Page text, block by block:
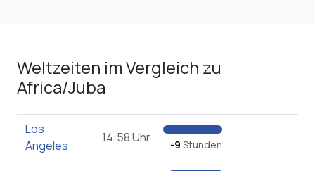
Weltzeiten im Vergleich zu
Africa/Juba
Los
Angeles
14:58 Uhr -9 Stunden